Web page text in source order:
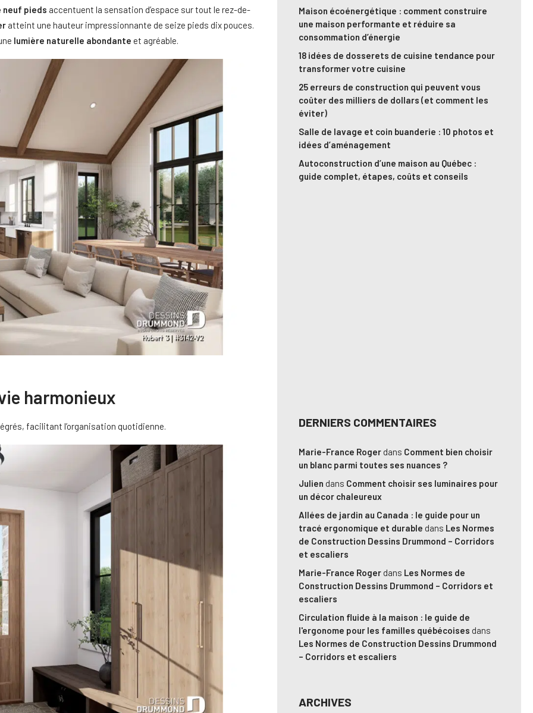
neuf pieds accentuent la sensation d’espace sur tout le rez-de-
atteint une hauteur impressionnante de seize pieds dix pouces.
lumière naturelle abondante et agréable.
harmonieux
facilitant l’organisation quotidienne.
Maison écoénergétique : comment construire
une maison performante et réduire sa
consommation d’énergie
18 idées de dosserets de cuisine tendance pour
transformer votre cuisine
25 erreurs de construction qui peuvent vous
coûter des milliers de dollars (et comment les
éviter)
Salle de lavage et coin buanderie : 10 photos et
idées d’aménagement
Autoconstruction d’une maison au Québec :
guide complet, étapes, coûts et conseils
DERNIERS COMMENTAIRES
Marie-France Roger dans Comment bien choisir
un blanc parmi toutes ses nuances ?
Julien dans Comment choisir ses luminaires pour
un décor chaleureux
Allées de jardin au Canada : le guide pour un
tracé ergonomique et durable dans Les Normes
de Construction Dessins Drummond – Corridors
et escaliers
Marie-France Roger dans Les Normes de
Construction Dessins Drummond – Corridors et
escaliers
Circulation fluide à la maison : le guide de
l'ergonome pour les familles québécoises dans
Les Normes de Construction Dessins Drummond
– Corridors et escaliers
ARCHIVES